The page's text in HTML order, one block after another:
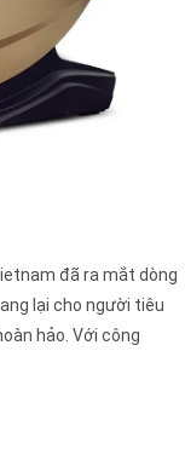
đã ra mắt dòng
lại cho người tiêu
hảo. Với công